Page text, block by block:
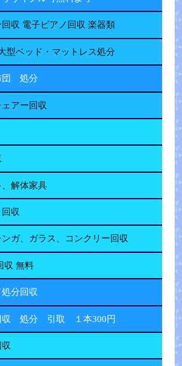
収 電子ピアノ回収 楽器類
型ベッド・マットレス処分
団 処分
アー回収
解体家具
収
ガ、ガラス、コンクリー回収
収 無料
分回収
収 処分 引取 １本300円